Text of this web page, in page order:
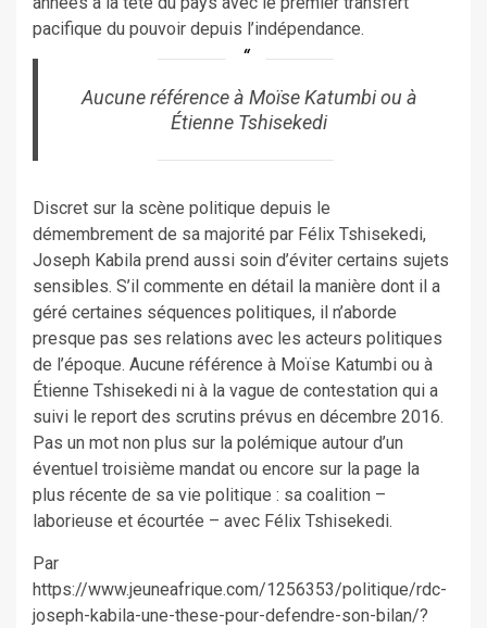
pacifique du pouvoir depuis l’indépendance.
Aucune référence à Moïse Katumbi ou à
Étienne Tshisekedi
Discret sur la scène politique depuis le
démembrement de sa majorité par Félix Tshisekedi,
Joseph Kabila prend aussi soin d’éviter certains sujets
sensibles. S’il commente en détail la manière dont il a
géré certaines séquences politiques, il n’aborde
presque pas ses relations avec les acteurs politiques
de l’époque. Aucune référence à Moïse Katumbi ou à
Étienne Tshisekedi ni à la vague de contestation qui a
suivi le report des scrutins prévus en décembre 2016.
Pas un mot non plus sur la polémique autour d’un
éventuel troisième mandat ou encore sur la page la
plus récente de sa vie politique : sa coalition –
laborieuse et écourtée – avec Félix Tshisekedi.
Par
https://www.jeuneafrique.com/1256353/politique/rdc-
joseph-kabila-une-these-pour-defendre-son-bilan/?